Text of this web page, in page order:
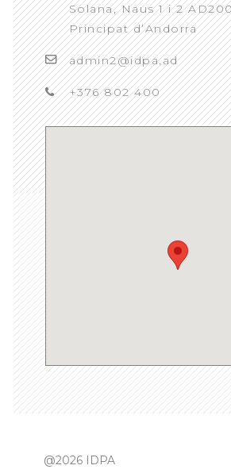
Solana, Naus 1 i 2
Principat d’Andorra
admin2@idpa.ad
+376 802 400
@2026 IDPA